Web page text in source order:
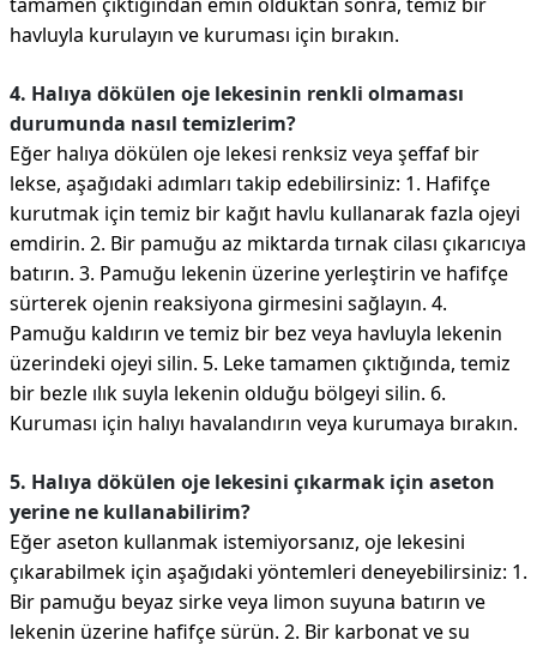
havluyla kurulayın ve kuruması için bırakın.
4. Halıya dökülen oje lekesinin renkli olmaması
durumunda nasıl temizlerim?
Eğer halıya dökülen oje lekesi renksiz veya şeffaf bir
lekse, aşağıdaki adımları takip edebilirsiniz: 1. Hafifçe
kurutmak için temiz bir kağıt havlu kullanarak fazla ojeyi
emdirin. 2. Bir pamuğu az miktarda tırnak cilası çıkarıcıya
batırın. 3. Pamuğu lekenin üzerine yerleştirin ve hafifçe
sürterek ojenin reaksiyona girmesini sağlayın. 4.
Pamuğu kaldırın ve temiz bir bez veya havluyla lekenin
üzerindeki ojeyi silin. 5. Leke tamamen çıktığında, temiz
bir bezle ılık suyla lekenin olduğu bölgeyi silin. 6.
Kuruması için halıyı havalandırın veya kurumaya bırakın.
5. Halıya dökülen oje lekesini çıkarmak için aseton
yerine ne kullanabilirim?
Eğer aseton kullanmak istemiyorsanız, oje lekesini
çıkarabilmek için aşağıdaki yöntemleri deneyebilirsiniz: 1.
Bir pamuğu beyaz sirke veya limon suyuna batırın ve
lekenin üzerine hafifçe sürün. 2. Bir karbonat ve su